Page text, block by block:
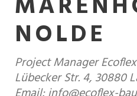
NOLDE
Project Manager
Lübecker Str. 4, 30880